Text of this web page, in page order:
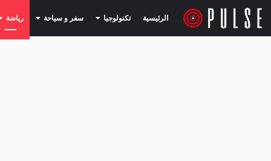
الرئيسية تكنولوجيا (current) سفر و سياحة (current) رياضة